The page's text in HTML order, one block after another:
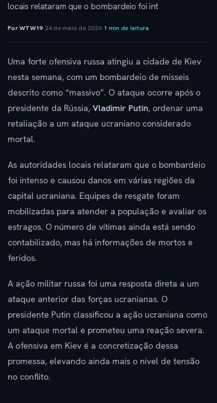
locais relataram que o bombardeio foi int
Por WTW19· 24 de maio de 2026·1 min de leitura
Uma forte ofensiva russa atingiu a cidade de Kiev
nesta semana, com um bombardeio de mísseis
descrito como “massivo”. O ataque ocorre após o
presidente da Rússia, Vladimir Putin, ordenar uma
retaliação a um ataque ucraniano considerado
mortal.
As autoridades locais relataram que o bombardeio
foi intenso e causou danos em várias regiões da
capital ucraniana. Equipes de resgate foram
mobilizadas para atender a população e avaliar os
estragos. O número de vítimas ainda está sendo
contabilizado, mas há informações de mortos e
feridos.
A ação militar russa foi uma resposta direta a um
ataque anterior das forças ucranianas. O
presidente Putin classificou a ação ucraniana como
um ataque mortal e prometeu uma reação severa.
A ofensiva em Kiev é a concretização dessa
promessa, elevando ainda mais o nível de tensão
no conflito.